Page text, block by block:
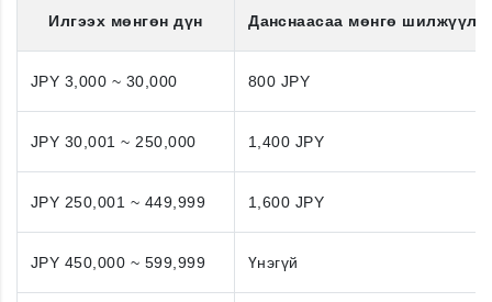
Илгээх мөнгөн дүн Данснаасаа мөнгө
JPY 3,000 ~ 30,000 800 JPY
JPY 30,001 ~ 250,000 1,400 JPY
JPY 250,001 ~ 449,999 1,600 JPY
JPY 450,000 ~ 599,999 Үнэгүй